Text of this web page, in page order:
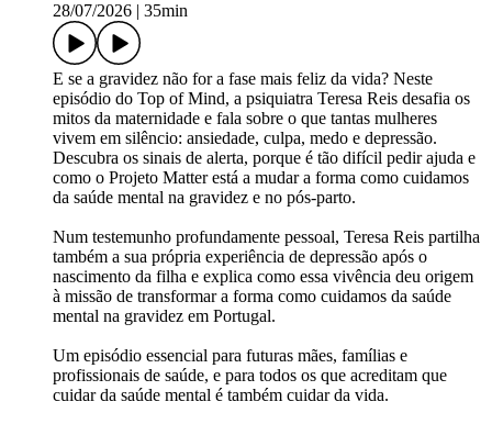
28/07/2026
35min
E se a gravidez não for a fase mais feliz da vida? Neste
episódio do Top of Mind, a psiquiatra Teresa Reis desafia os
mitos da maternidade e fala sobre o que tantas mulheres
vivem em silêncio: ansiedade, culpa, medo e depressão.
Descubra os sinais de alerta, porque é tão difícil pedir ajuda e
como o Projeto Matter está a mudar a forma como cuidamos
da saúde mental na gravidez e no pós-parto.​​
Num testemunho profundamente pessoal, Teresa Reis partilha
também a sua própria experiência de depressão após o
nascimento da filha e explica como essa vivência deu origem
à missão de transformar a forma como cuidamos da saúde
mental na gravidez em Portugal.​
Um episódio essencial para futuras mães, famílias e
profissionais de saúde, e para todos os que acreditam que
cuidar da saúde mental é também cuidar da vida.​